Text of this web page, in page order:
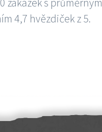
4,7 hvězdiček z 5.